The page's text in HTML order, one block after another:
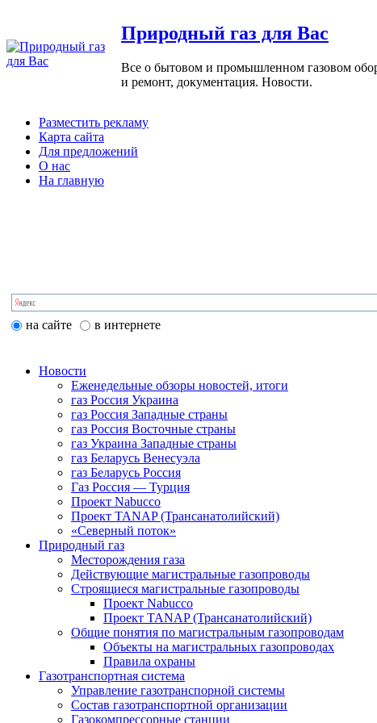
Природный газ для Вас
Все о бытовом и промышленном газовом
и ремонт, документация. Новости.
Разместить рекламу
Карта сайта
Для предложений
О нас
На главную
на сайте в интернете
Новости
Еженедельные обзоры новостей, итоги
газ Россия Украина
газ Россия Западные страны
газ Россия Восточные страны
газ Украина Западные страны
газ Беларусь Венесуэла
газ Беларусь Россия
Газ Россия — Турция
Проект Nabucco
Проект TANAP (Трансанатолийский)
«Северный поток»
Природный газ
Месторождения газа
Действующие магистральные газопроводы
Строящиеся магистральные газопроводы
Проект Nabucco
Проект TANAP (Трансанатолийский)
Общие понятия по магистральным газопроводам
Объекты на магистральных газопроводах
Правила охраны
Газотранспортная система
Управление газотранспорной системы
Состав газотранспортной организации
Газокомпрессорные станции